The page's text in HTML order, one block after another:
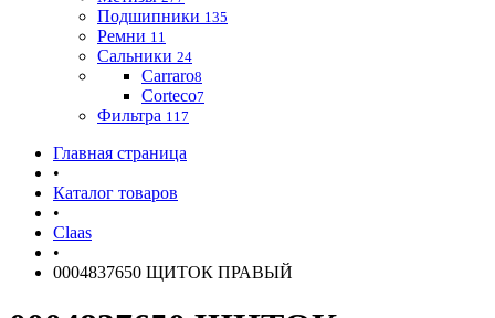
Подшипники 135
Ремни 11
Сальники 24
Carraro8
Corteco7
Фильтра 117
Главная страница
•
Каталог товаров
•
Claas
•
0004837650 ЩИТОК ПРАВЫЙ